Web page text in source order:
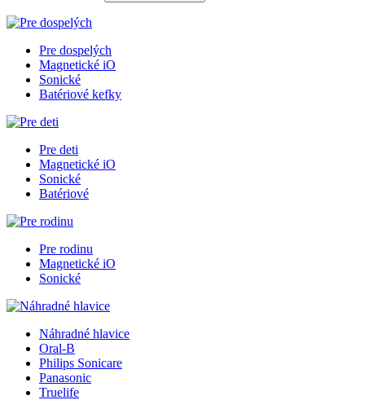
Pre dospelých
Magnetické iO
Sonické
Batériové kefky
Pre deti
Magnetické iO
Sonické
Batériové
Pre rodinu
Magnetické iO
Sonické
Náhradné hlavice
Oral-B
Philips Sonicare
Panasonic
Truelife